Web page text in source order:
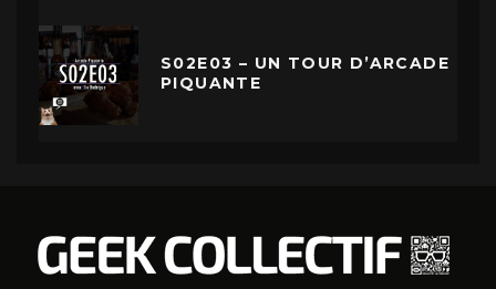
S02E03 – UN TOUR D’ARCADE
PIQUANTE